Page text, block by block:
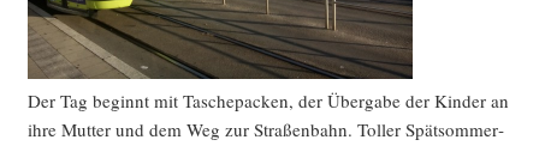
Der Tag beginnt mit Tasche­pa­cken, der Über­ga­be der Kin­der an
ihre Mut­ter und dem Weg zur Stra­ßen­bahn. Tol­ler Spät­som­mer­